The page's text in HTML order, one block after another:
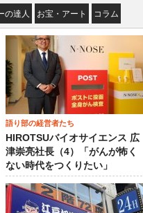
の達人 お宝・アート コラム
語り部の経営者たち
HIROTSUバイオサイエンス 広
津崇亮社長（4）「がんが怖く
ない時代をつくりたい」